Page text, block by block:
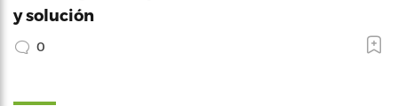
y solución
0